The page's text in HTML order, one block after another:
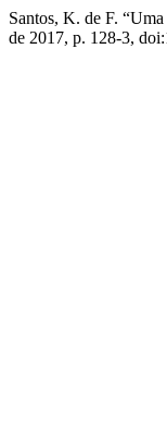
Santos, K. de F.
de 2017, p. 128-3,